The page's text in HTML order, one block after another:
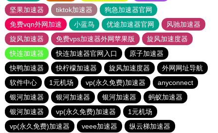
坚果加速器
tiktok加速器
狗急加速器官网
免费vqn外网加速
小蓝鸟 优途加速器官网
风驰加速器
旋风加速器
免费vps加速器外网苹果版
旋风加速度器
快连加速器
快连加速器官网入口
原子加速器
快鸭加速器
快柠檬加速器 旋风加速度器
外网网址导航
软件中心
1元机场 vp(永久免费)加速器
anyconnect
银河加速器
银河加速器 银河加速器
蚂蚁加速器
银河加速器
vp(永久免费)加速器
1元机场
vp(永久免费)加速器
veee加速器 纵云梯加速器